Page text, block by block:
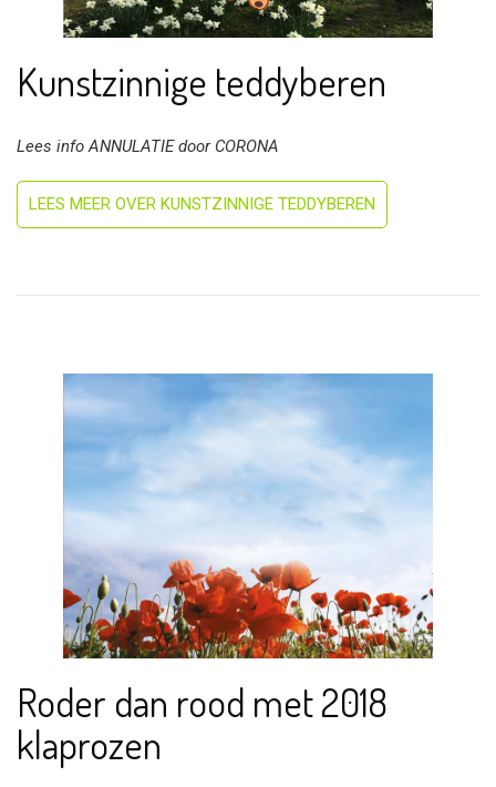
Kunstzinnige teddyberen
Lees info ANNULATIE door CORONA
LEES MEER OVER KUNSTZINNIGE TEDDYBEREN
Roder dan rood met 2018
klaprozen